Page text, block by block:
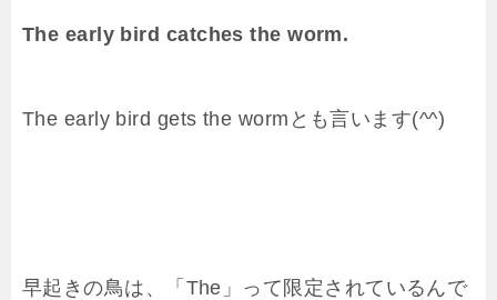
The early bird catches the worm.
The early bird gets the wormとも言います(^^)
早起きの鳥は、「The」って限定されているんで